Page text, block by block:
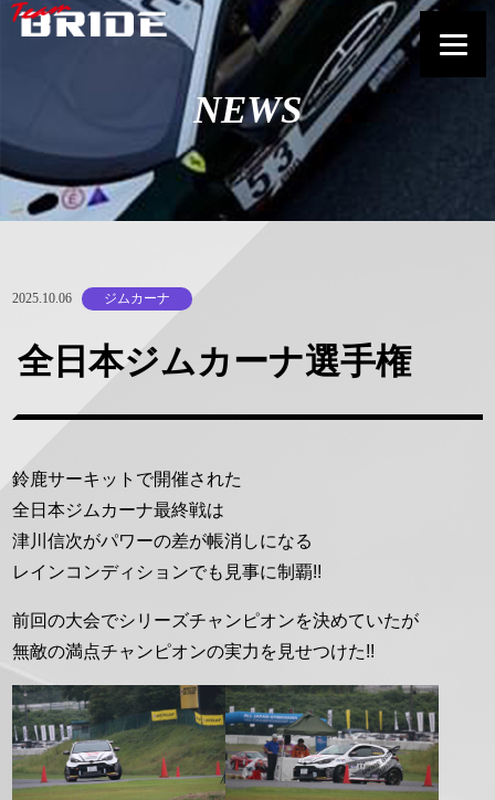
NEWS
2025.10.06 ジムカーナ
全日本ジムカーナ選手権
鈴鹿サーキットで開催された
全日本ジムカーナ最終戦は
津川信次がパワーの差が帳消しになる
レインコンディションでも見事に制覇!!
前回の大会でシリーズチャンピオンを決めていたが
無敵の満点チャンピオンの実力を見せつけた!!